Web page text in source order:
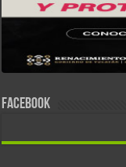
FACEBOOK